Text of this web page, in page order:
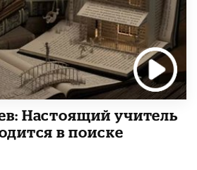
Настоящий учитель
в поиске